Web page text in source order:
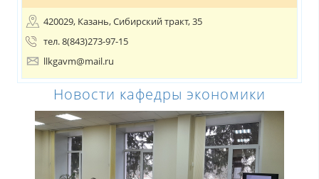
420029, Казань, Сибирский тракт, 35
тел. 8(843)273-97-15
llkgavm@mail.ru
Новости кафедры экономики